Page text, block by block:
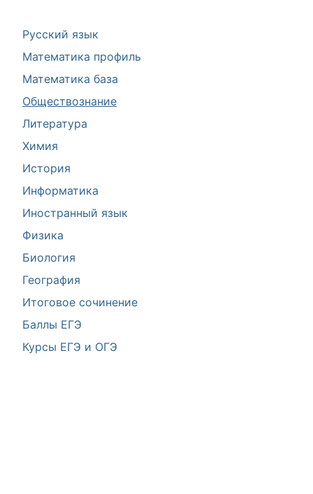
Русский язык
Математика профиль
Математика база
Обществознание
Литература
Химия
История
Информатика
Иностранный язык
Физика
Биология
География
Итоговое сочинение
Баллы ЕГЭ
Курсы ЕГЭ и ОГЭ